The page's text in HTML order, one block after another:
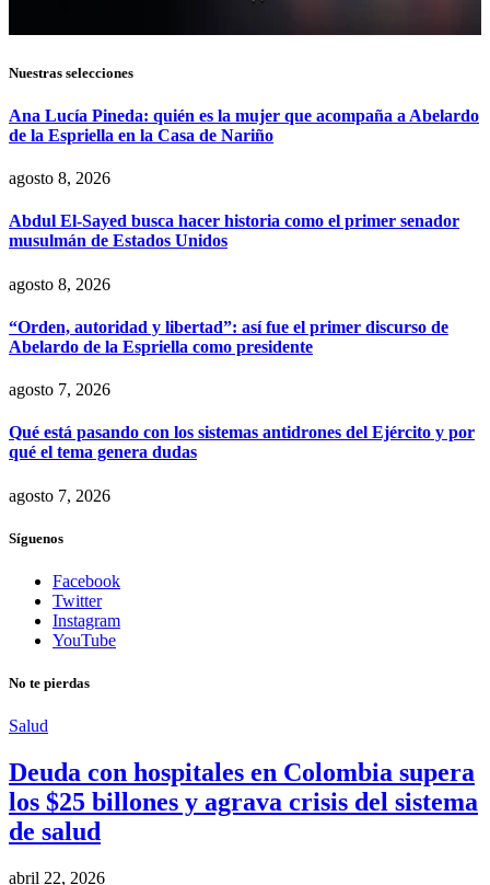
Nuestras selecciones
Ana Lucía Pineda: quién es la mujer que acompaña a Abelardo
de la Espriella en la Casa de Nariño
agosto 8, 2026
Abdul El-Sayed busca hacer historia como el primer senador
musulmán de Estados Unidos
agosto 8, 2026
“Orden, autoridad y libertad”: así fue el primer discurso de
Abelardo de la Espriella como presidente
agosto 7, 2026
Qué está pasando con los sistemas antidrones del Ejército y por
qué el tema genera dudas
agosto 7, 2026
Síguenos
Facebook
Twitter
Instagram
YouTube
No te pierdas
Salud
Deuda con hospitales en Colombia supera
los $25 billones y agrava crisis del sistema
de salud
abril 22, 2026